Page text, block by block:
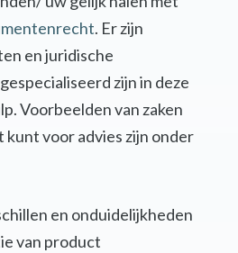
. Er zijn
en juridische
zijn in deze
Voorbeelden van zaken
voor advies zijn onder
en onduidelijkheden
van product